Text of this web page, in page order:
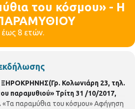
του κόσμου» - Η
έως 8 ετών.
Κολωνιάρη 23, τηλ.
παραμυθιού» Τρίτη 31 /10/2017,
«Τα παραμύθια του κόσμου» Αφήγηση